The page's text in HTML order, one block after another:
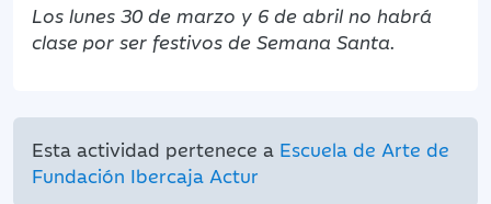
Los lunes 30 de marzo y 6 de abril no habrá
clase por ser festivos de Semana Santa.
Esta actividad pertenece a Escuela de Arte de
Fundación Ibercaja Actur